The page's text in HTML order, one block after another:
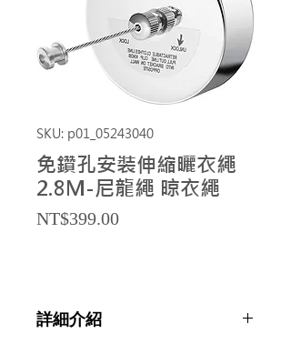
SKU: p01_05243040
免鑽孔安裝伸縮曬衣繩
2.8M-尼龍繩 晾衣繩
NT$399.00Price
詳細介紹